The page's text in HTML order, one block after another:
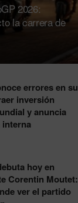
2026:
la carrera de
errores en su
inversión
y anuncia
interna
hoy en
Corentin Moutet:
ver el partido